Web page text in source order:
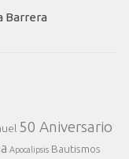
Barrera
50 Aniversario
Apocalipsis Bautismos